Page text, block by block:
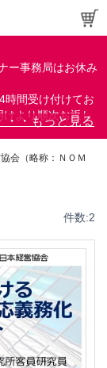
ー事務局はお休み
時間受け付けてお
より順次お返し
会（略称：ＮＯＭ
件数:2